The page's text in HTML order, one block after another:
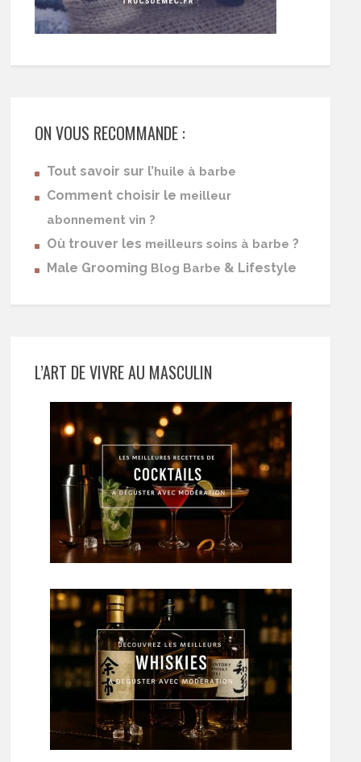
ON VOUS RECOMMANDE :
Tout savoir sur l’huile à barbe
Comment choisir le meilleur
abonnement vin ?
Où trouver les meilleurs soins à barbe ?
Male Grooming Blog Barbe & Lifestyle
L’ART DE VIVRE AU MASCULIN